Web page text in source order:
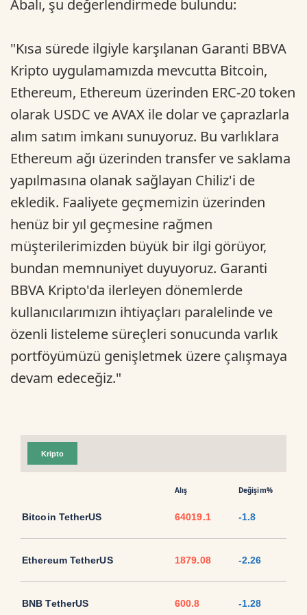
Abalı, şu değerlendirmede bulundu:
"Kısa sürede ilgiyle karşılanan Garanti BBVA
Kripto uygulamamızda mevcutta Bitcoin,
Ethereum, Ethereum üzerinden ERC-20 token
olarak USDC ve AVAX ile dolar ve çaprazlarla
alım satım imkanı sunuyoruz. Bu varlıklara
Ethereum ağı üzerinden transfer ve saklama
yapılmasına olanak sağlayan Chiliz'i de
ekledik. Faaliyete geçmemizin üzerinden
henüz bir yıl geçmesine rağmen
müşterilerimizden büyük bir ilgi görüyor,
bundan memnuniyet duyuyoruz. Garanti
BBVA Kripto'da ilerleyen dönemlerde
kullanıcılarımızın ihtiyaçları paralelinde ve
özenli listeleme süreçleri sonucunda varlık
portföyümüzü genişletmek üzere çalışmaya
devam edeceğiz."​​​​​​​
Kripto
Alış Değişim%
Bitcoin TetherUS 64019.1 -1.8
Ethereum TetherUS 1879.08 -2.26
BNB TetherUS 600.8 -1.28